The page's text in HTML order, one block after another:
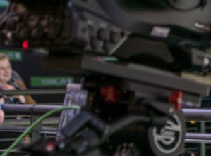
Zum
Inhalt
springen